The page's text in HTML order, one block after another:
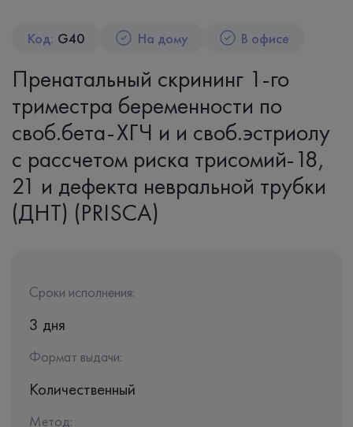
Код: G40 На дому В офисе
Пренатальный скрининг 1-го
триместра беременности по
своб.бета-ХГЧ и и своб.эстриолу
с рассчетом риска трисомий-18,
21 и дефекта невральной трубки
(ДНТ) (PRISСA)
Сроки исполнения:
3 дня
Формат выдачи:
Количественный
Метод: